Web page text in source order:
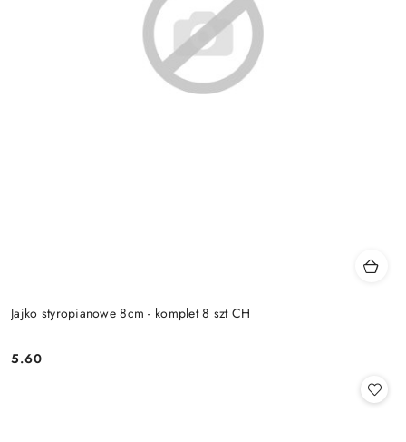
Jajko styropianowe 8cm - komplet 8 szt CH
Cena:
5.60